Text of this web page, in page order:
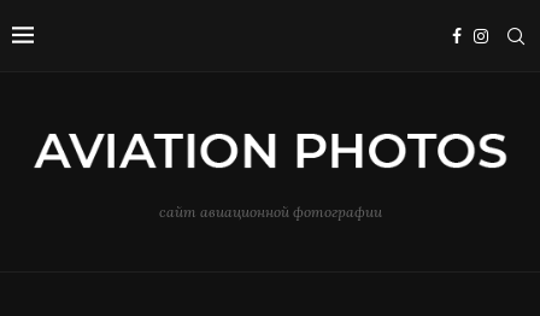
сайт авиационной фотографии